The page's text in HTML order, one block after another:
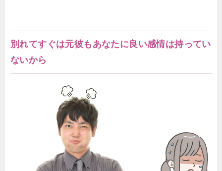
別れてすぐは元彼もあなたに良い感情は持ってい
ないから